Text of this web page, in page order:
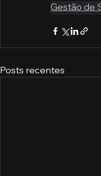
Gestão de
Posts recentes